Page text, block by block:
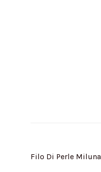
Filo Di Perle Miluna